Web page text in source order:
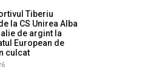
Tiberiu
la CS Unirea Alba
de argint la
European de
culcat